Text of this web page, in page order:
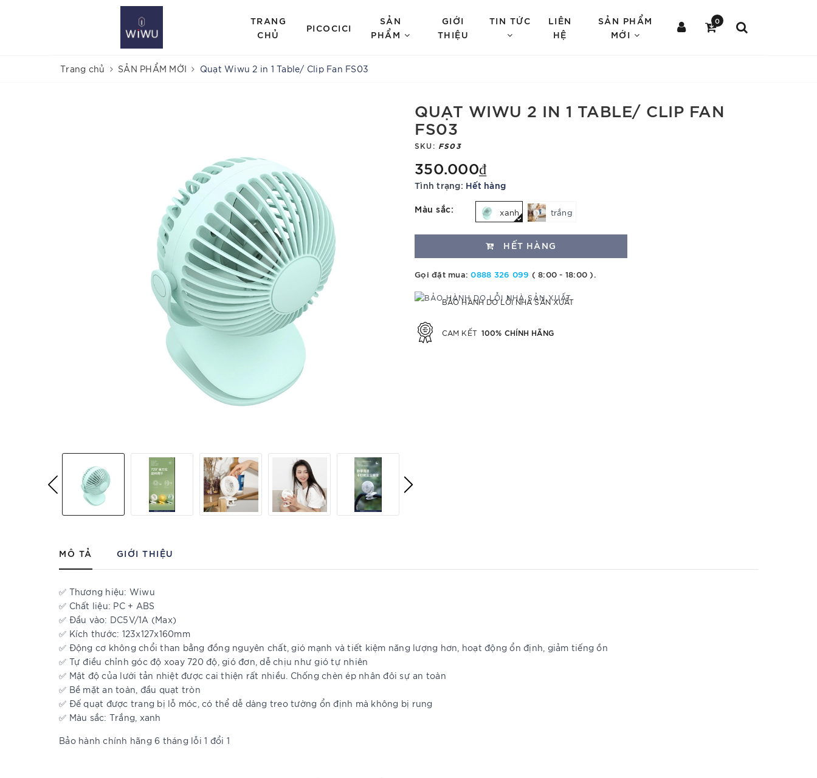
TRANG
CHỦ
PICOCICI
SẢN
PHẨM
GIỚI
THIỆU
TIN TỨC
LIÊN
HỆ
SẢN PHẨM
MỚI
0
Trang chủ SẢN PHẨM MỚI Quạt Wiwu 2 in 1 Table/ Clip Fan FS03
QUẠT WIWU 2 IN 1 TABLE/ CLIP FAN
FS03
SKU: FS03
350.000₫
Tình trạng: Hết hàng
Màu sắc: xanh trắng
HẾT HÀNG
Gọi đặt mua:0888 326 099 ( 8:00 - 18:00 ).
BẢO HÀNH DO LỖI NHÀ SẢN XUẤT
CAM KẾT 100% CHÍNH HÃNG
MÔ TẢ GIỚI THIỆU
✅ Thương hiệu: Wiwu
✅ Chất liệu: PC + ABS
✅ Đầu vào: DC5V/1A (Max)
✅ Kích thước: 123x127x160mm
✅ Động cơ không chổi than bằng đồng nguyên chất, gió mạnh và tiết kiệm năng lượng hơn, hoạt động ổn định, giảm tiếng ồn
✅ Tự điều chỉnh góc độ xoay 720 độ, gió đơn, dễ chịu như gió tự nhiên
✅ Mật độ của lưới tản nhiệt được cai thiện rất nhiều. Chống chèn ép nhân đôi sự an toàn
✅ Bề mặt an toàn, đầu quạt tròn
✅ Đế quạt được trang bị lỗ móc, có thể dễ dàng treo tường ổn định mà không bị rung
✅ Màu sắc: Trắng, xanh
Bảo hành chính hãng 6 tháng lỗi 1 đổi 1